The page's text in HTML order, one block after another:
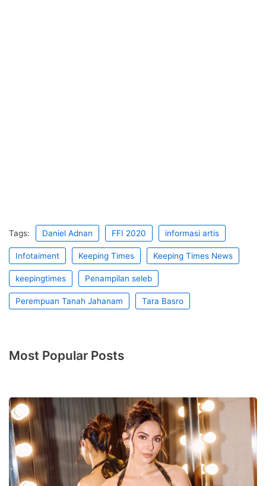
Tags: Daniel Adnan FFI 2020 informasi artis
Infotaiment Keeping Times Keeping Times News
keepingtimes Penampilan seleb
Perempuan Tanah Jahanam Tara Basro
Most Popular Posts